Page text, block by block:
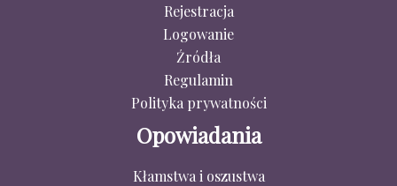
Rejestracja
Logowanie
Źródła
Regulamin
Polityka prywatności
Opowiadania
Kłamstwa i oszustwa